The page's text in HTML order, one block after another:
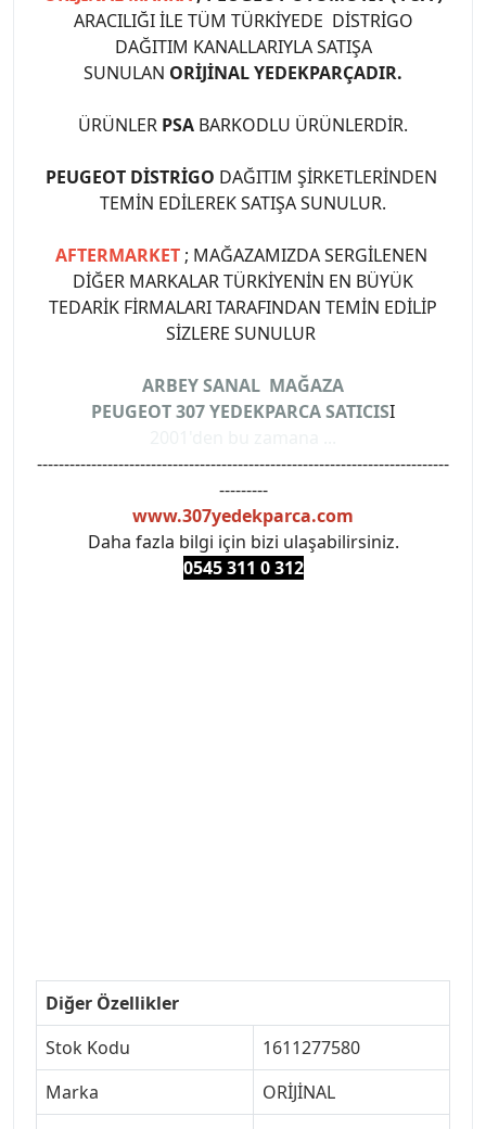
ARACILIĞI İLE TÜM TÜRKİYEDE DİSTRİGO
DAĞITIM KANALLARIYLA SATIŞA
SUNULAN ORİJİNAL YEDEKPARÇADIR.
ÜRÜNLER PSA BARKODLU ÜRÜNLERDİR.
PEUGEOT DİSTRİGO DAĞITIM ŞİRKETLERİNDEN
TEMİN EDİLEREK SATIŞA SUNULUR.
AFTERMARKET ; MAĞAZAMIZDA SERGİLENEN
DİĞER MARKALAR TÜRKİYENİN EN BÜYÜK
TEDARİK FİRMALARI TARAFINDAN TEMİN EDİLİP
SİZLERE SUNULUR
ARBEY SANAL MAĞAZA
PEUGEOT 307 YEDEKPARCA SATICISI
----------------------------------------------------------------------------
---------
www.307yedekparca.com
Daha fazla bilgi için bizi ulaşabilirsiniz.
0545 311 0 312
Diğer Özellikler
Stok Kodu
1611277580
Marka
ORİJİNAL